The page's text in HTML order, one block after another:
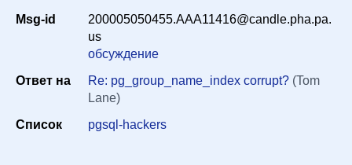
Период
Сортировка
Msg-id
200005050455.AAA11416@candle.pha.pa.
us
обсуждение
Ответ на
Re: pg_group_name_index corrupt? (Tom
Lane)
Список
pgsql-hackers